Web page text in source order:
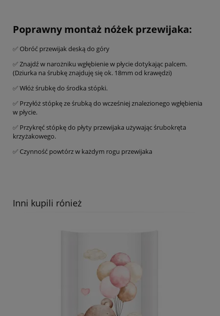
Poprawny montaż nóżek przewijaka:
✅ Obróć przewijak deską do góry
✅ Znajdź w narożniku wgłębienie w płycie dotykając palcem.
(Dziurka na śrubkę znajduję się ok. 18mm od krawędzi)
✅ Włóż śrubkę do środka stópki.
✅ Przyłóż stópkę ze śrubką do wcześniej znalezionego wgłębienia
w płycie.
✅ Przykręć stópkę do płyty przewijaka używając śrubokręta
krzyżakowego.
✅ Czynność powtórz w każdym rogu przewijaka
Inni kupili rónież